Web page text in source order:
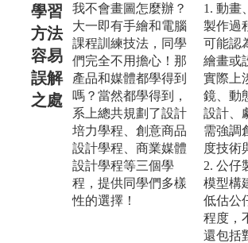
學習
方法
容易
誤解
之處
我不會畫圖怎麼辦？
大一即有手繪和電腦
課程訓練技法，同學
們完全不用擔心！那
產品和媒體都學得到
嗎？當然都學得到，
系上總共規劃了設計
培力學程、創意商品
設計學程、商業媒體
設計學程等三個學
程，提供同學們多樣
性的選擇！
1. 動畫
製作過
可能認
繪畫或
實際上
鏡、動
設計、
需強調
度技術
2. 公仔
模型構
低估公
程度，
還包括